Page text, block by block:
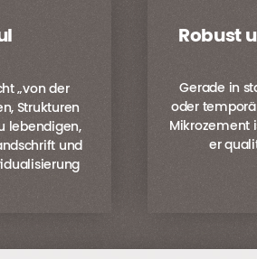
„von der
Strukturen
lebendigen,
und
Robust
Gerade in
oder
Mikrozement
er